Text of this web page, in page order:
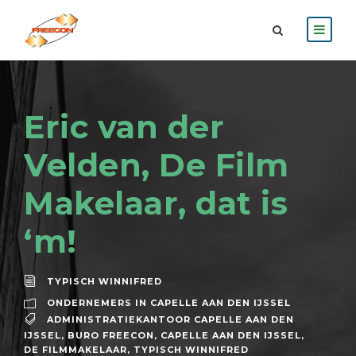
Eric van der
Velden, De Film
Makelaar, dat is
‘m!
TYPISCH WINNIFRED
ONDERNEMERS IN CAPELLE AAN DEN IJSSEL
ADMINISTRATIEKANTOOR CAPELLE AAN DEN
IJSSEL, BURO FREECON , CAPELLE AAN DEN IJSSEL,
DE FILMMAKELAAR, TYPISCH WINNIFRED